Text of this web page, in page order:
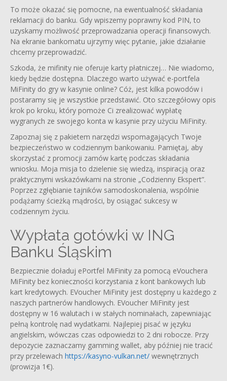
To może okazać się pomocne, na ewentualność składania
reklamacji do banku. Gdy wpiszemy poprawny kod PIN, to
uzyskamy możliwość przeprowadzania operacji finansowych.
Na ekranie bankomatu ujrzymy więc pytanie, jakie działanie
chcemy przeprowadzić.
Szkoda, że mifinity nie oferuje karty płatniczej… Nie wiadomo,
kiedy będzie dostępna. Dlaczego warto używać e-portfela
MiFinity do gry w kasynie online? Cóż, jest kilka powodów i
postaramy się je wszystkie przedstawić. Oto szczegółowy opis
krok po kroku, który pomoże Ci zrealizować wypłatę
wygranych ze swojego konta w kasynie przy użyciu MiFinity.
Zapoznaj się z pakietem narzędzi wspomagających Twoje
bezpieczeństwo w codziennym bankowaniu. Pamiętaj, aby
skorzystać z promocji zamów kartę podczas składania
wniosku. Moja misja to dzielenie się wiedzą, inspiracją oraz
praktycznymi wskazówkami na stronie „Codzienny Ekspert”.
Poprzez zgłębianie tajników samodoskonalenia, wspólnie
podążamy ścieżką mądrości, by osiągać sukcesy w
codziennym życiu.
Wypłata gotówki w ING
Banku Śląskim
Bezpiecznie doładuj ePortfel MiFinity za pomocą eVouchera
MiFinity bez konieczności korzystania z kont bankowych lub
kart kredytowych. EVoucher MiFinity jest dostępny u każdego z
naszych partnerów handlowych. EVoucher MiFinity jest
dostępny w 16 walutach i w stałych nominałach, zapewniając
pełną kontrolę nad wydatkami. Najlepiej pisać w języku
angielskim, wówczas czas odpowiedzi to 2 dni robocze. Przy
depozycie zaznaczamy gamming wallet, aby później nie tracić
przy przelewach https://kasyno-vulkan.net/ wewnętrznych
(prowizja 1€).